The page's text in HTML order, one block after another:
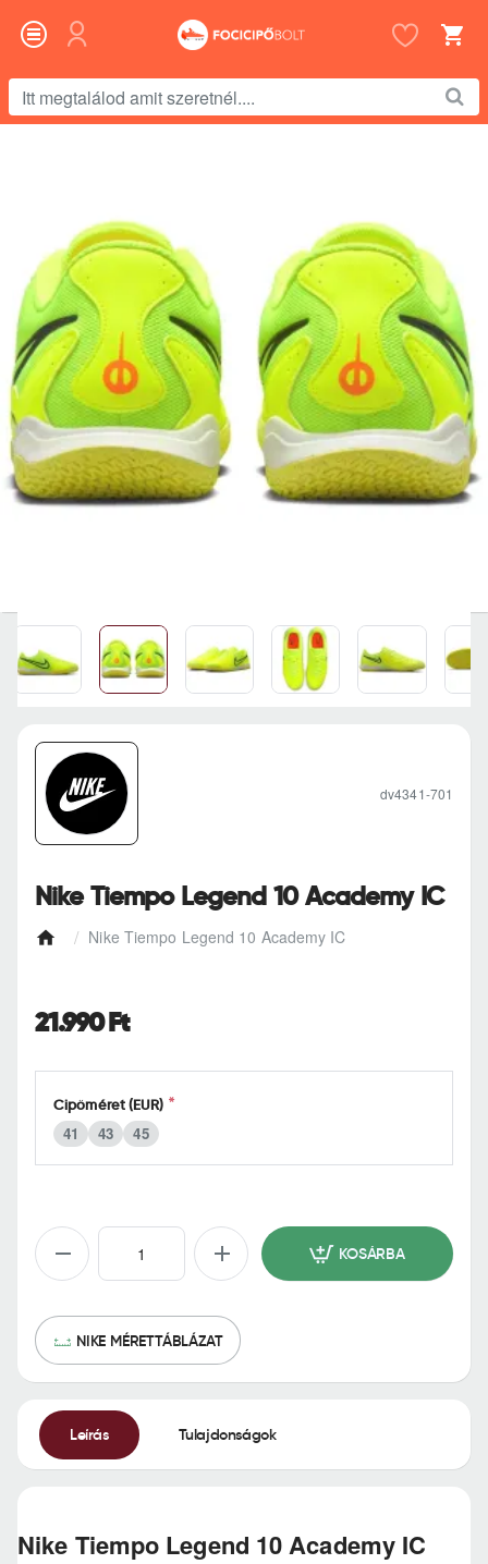
megtalálod
e
Nike Tiempo Legend 10 Academy IC
Nike Tiempo Legend 10 Academy IC
dv4341-701
21.990 Ft
Cipőméret (EUR)
41 43 45
KOSÁRBA
NIKE MÉRETTÁBLÁZAT
Leírás Tulajdonságok
Nike Tiempo Legend 10 Academy IC